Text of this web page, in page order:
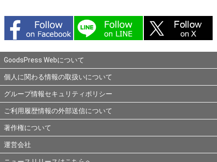
GoodsPress Webについて
個人に関わる情報の取扱いについて
グループ情報セキュリティポリシー
ご利用履歴情報の外部送信について
著作権について
運営会社